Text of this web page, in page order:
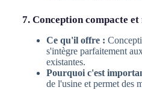
7. Conception compacte
Ce qu'il offre :
s'intègre parfaitement
existantes.
Pourquoi c'est
de l'usine et permet des